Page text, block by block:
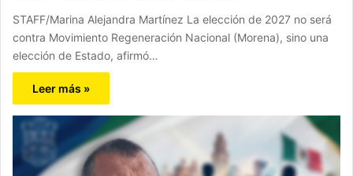
STAFF/Marina Alejandra Martínez La elección de 2027 no será
contra Movimiento Regeneración Nacional (Morena), sino una
elección de Estado, afirmó…
Leer más »